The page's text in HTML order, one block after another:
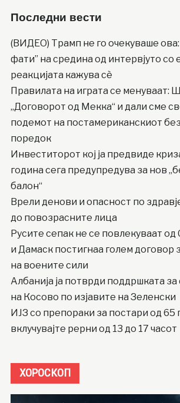
Последни вести
(ВИДЕО) Трамп не го очекуваше
фати” на средина од интервјуто со
реакцијата кажува сè
Правилата на играта се менуваат:
„Договорот од Мекка“ и дали сме
подемот на постамериканскиот
поредок
Инвеститорот кој ја предвиде
година сега предупредува за нов
балон“
Врели денови и опасност по
до повозрасните лица
Русите сепак не се повлекуваат од
и Дамаск постигнаа голем договор
на воените сили
Албанија ја потврди поддршката
на Косово по изјавите на Зеленски
ИЈЗ со препораки за постари од 65
вклучувајте рерни од 13 до 17 часот
ХОРОСКОП